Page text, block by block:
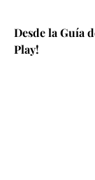
Desde la Guía
Play!